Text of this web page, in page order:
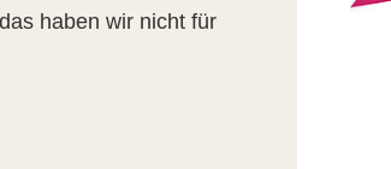
haben wir nicht für